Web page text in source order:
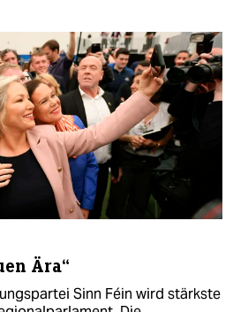
Ära“
Sinn Féin wird stärkste